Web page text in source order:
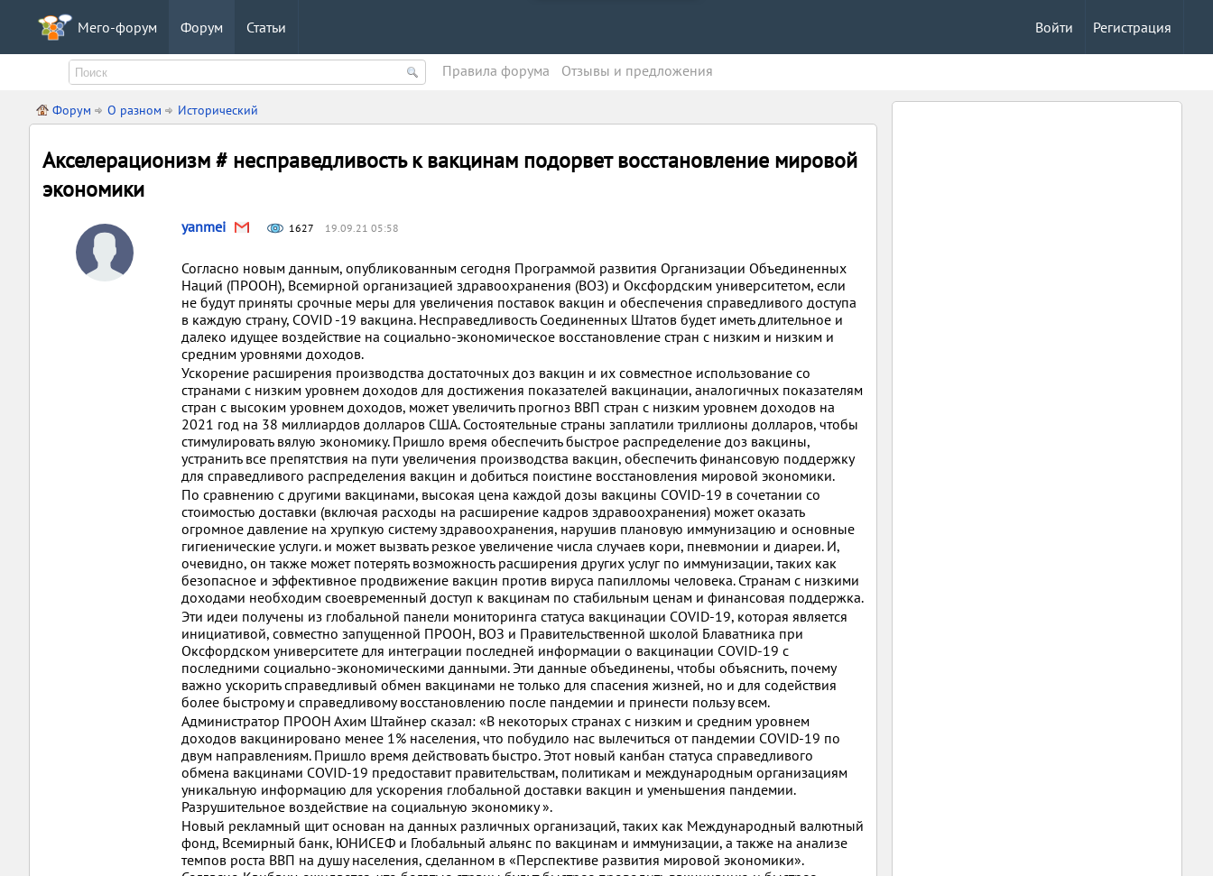
Мего-форум Форум Статьи Регистрация
Войти
Правила форума Oтзывы и предложения
Форум О разном Исторический
Акселерационизм # несправедливость к вакцинам подорвет восстановление мировой
экономики
yanmei 1627 19.09.21 05:58
Согласно новым данным, опубликованным сегодня Программой развития Организации Объединенных
Наций (ПРООН), Всемирной организацией здравоохранения (ВОЗ) и Оксфордским университетом, если
не будут приняты срочные меры для увеличения поставок вакцин и обеспечения справедливого доступа
в каждую страну, COVID -19 вакцина. Несправедливость Соединенных Штатов будет иметь длительное и
далеко идущее воздействие на социально-экономическое восстановление стран с низким и низким и
средним уровнями доходов.
Ускорение расширения производства достаточных доз вакцин и их совместное использование со
странами с низким уровнем доходов для достижения показателей вакцинации, аналогичных показателям
стран с высоким уровнем доходов, может увеличить прогноз ВВП стран с низким уровнем доходов на
2021 год на 38 миллиардов долларов США. Состоятельные страны заплатили триллионы долларов, чтобы
стимулировать вялую экономику. Пришло время обеспечить быстрое распределение доз вакцины,
устранить все препятствия на пути увеличения производства вакцин, обеспечить финансовую поддержку
для справедливого распределения вакцин и добиться поистине восстановления мировой экономики.
По сравнению с другими вакцинами, высокая цена каждой дозы вакцины COVID-19 в сочетании со
стоимостью доставки (включая расходы на расширение кадров здравоохранения) может оказать
огромное давление на хрупкую систему здравоохранения, нарушив плановую иммунизацию и основные
гигиенические услуги. и может вызвать резкое увеличение числа случаев кори, пневмонии и диареи. И,
очевидно, он также может потерять возможность расширения других услуг по иммунизации, таких как
безопасное и эффективное продвижение вакцин против вируса папилломы человека. Странам с низкими
доходами необходим своевременный доступ к вакцинам по стабильным ценам и финансовая поддержка.
Эти идеи получены из глобальной панели мониторинга статуса вакцинации COVID-19, которая является
инициативой, совместно запущенной ПРООН, ВОЗ и Правительственной школой Блаватника при
Оксфордском университете для интеграции последней информации о вакцинации COVID-19 с
последними социально-экономическими данными. Эти данные объединены, чтобы объяснить, почему
важно ускорить справедливый обмен вакцинами не только для спасения жизней, но и для содействия
более быстрому и справедливому восстановлению после пандемии и принести пользу всем.
Администратор ПРООН Ахим Штайнер сказал: «В некоторых странах с низким и средним уровнем
доходов вакцинировано менее 1% населения, что побудило нас вылечиться от пандемии COVID-19 по
двум направлениям. Пришло время действовать быстро. Этот новый канбан статуса справедливого
обмена вакцинами COVID-19 предоставит правительствам, политикам и международным организациям
уникальную информацию для ускорения глобальной доставки вакцин и уменьшения пандемии.
Разрушительное воздействие на социальную экономику ».
Новый рекламный щит основан на данных различных организаций, таких как Международный валютный
фонд, Всемирный банк, ЮНИСЕФ и Глобальный альянс по вакцинам и иммунизации, а также на анализе
темпов роста ВВП на душу населения, сделанном в «Перспективе развития мировой экономики».